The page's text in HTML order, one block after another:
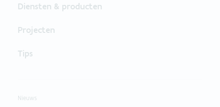
Diensten & producten
Projecten
Tips
Nieuws